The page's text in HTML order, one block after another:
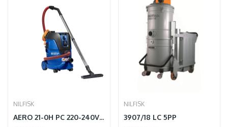
NILFISK
AERO 21-0H PC 220-240V 50/60HZ EU
NILFISK
3907/18 LC 5PP